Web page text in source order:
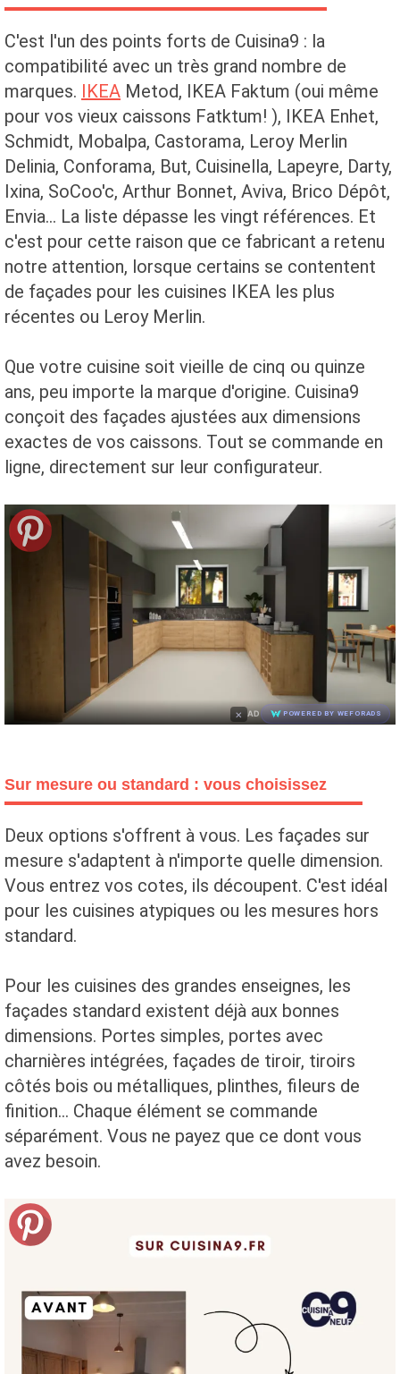
C'est l'un des points forts de Cuisina9 : la
compatibilité avec un très grand nombre de
marques. IKEA Metod, IKEA Faktum (oui même
pour vos vieux caissons Fatktum! ), IKEA Enhet,
Schmidt, Mobalpa, Castorama, Leroy Merlin
Delinia, Conforama, But, Cuisinella, Lapeyre, Darty,
Ixina, SoCoo'c, Arthur Bonnet, Aviva, Brico Dépôt,
Envia... La liste dépasse les vingt références. Et
c'est pour cette raison que ce fabricant a retenu
notre attention, lorsque certains se contentent
de façades pour les cuisines IKEA les plus
récentes ou Leroy Merlin.
Que votre cuisine soit vieille de cinq ou quinze
ans, peu importe la marque d'origine. Cuisina9
conçoit des façades ajustées aux dimensions
exactes de vos caissons. Tout se commande en
ligne, directement sur leur configurateur.
× AD POWERED BY WEFORADS
Sur mesure ou standard : vous choisissez
Deux options s'offrent à vous. Les façades sur
mesure s'adaptent à n'importe quelle dimension.
Vous entrez vos cotes, ils découpent. C'est idéal
pour les cuisines atypiques ou les mesures hors
standard.
Pour les cuisines des grandes enseignes, les
façades standard existent déjà aux bonnes
dimensions. Portes simples, portes avec
charnières intégrées, façades de tiroir, tiroirs
côtés bois ou métalliques, plinthes, fileurs de
finition... Chaque élément se commande
séparément. Vous ne payez que ce dont vous
avez besoin.